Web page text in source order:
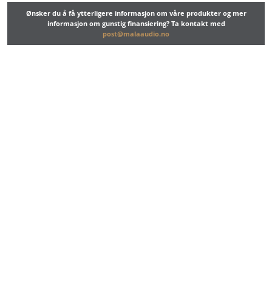
Ønsker du å få ytterligere informasjon om våre produkter og mer
informasjon om gunstig finansiering? Ta kontakt med
post@malaaudio.no